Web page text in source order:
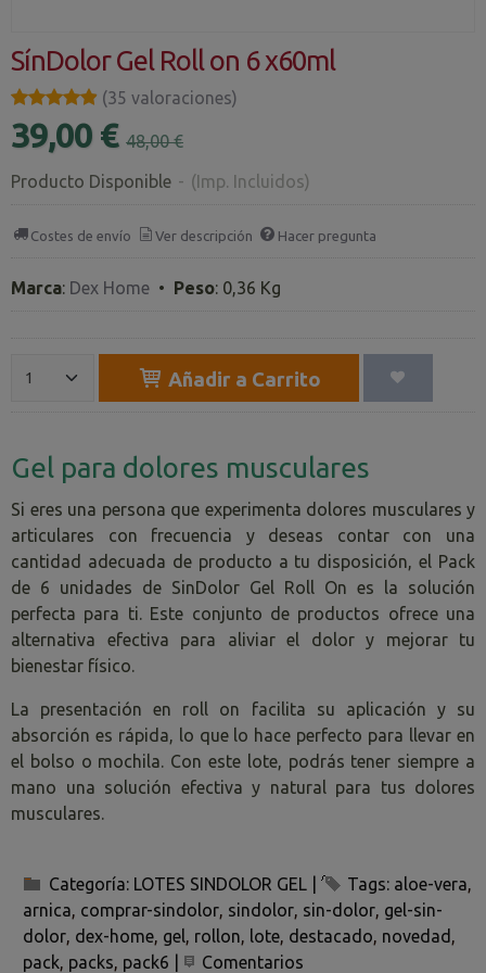
SínDolor Gel Roll on 6 x60ml
★★★★★
★★★★★ (35 valoraciones)
39,00 € 48,00 €
Producto Disponible - (Imp. Incluidos)
Costes de envío Ver descripción Hacer pregunta
Marca: Dex Home • Peso: 0,36 Kg
Añadir a Carrito
Gel para dolores musculares
Si eres una persona que experimenta dolores musculares y
articulares con frecuencia y deseas contar con una
cantidad adecuada de producto a tu disposición, el Pack
de 6 unidades de SinDolor Gel Roll On es la solución
perfecta para ti. Este conjunto de productos ofrece una
alternativa efectiva para aliviar el dolor y mejorar tu
bienestar físico.
La presentación en roll on facilita su aplicación y su
absorción es rápida, lo que lo hace perfecto para llevar en
el bolso o mochila. Con este lote, podrás tener siempre a
mano una solución efectiva y natural para tus dolores
musculares.
Categoría: LOTES SINDOLOR GEL Tags: aloe-vera
arnica comprar-sindolor sindolor sin-dolor gel-sin-
dolor dex-home gel rollon lote destacado novedad
pack packs pack6 Comentarios